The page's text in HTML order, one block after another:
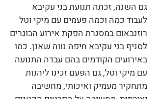
גם השנה, זכתה תנועת בני עקיבא
לעבוד כמה וכמה פעמים עם מיקי וטל
רוזנבאום במסגרת הפקת אירוע הבוגרים
לסניף בני עקיבא חיפה נווה שאנן. כמו
באירועים הקודמים בהם עבדה התנועה
עם מיקי וטל, גם הפעם זכינו ליהנות
מתחקיר מעמיק ואיכותי, מחשיבה